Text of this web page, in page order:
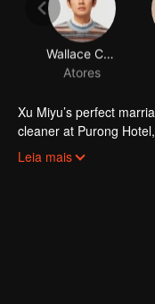
Wallace Chung
Atores
Xu Miyu’s perfect
cleaner at Purong
together, love
Leia mais